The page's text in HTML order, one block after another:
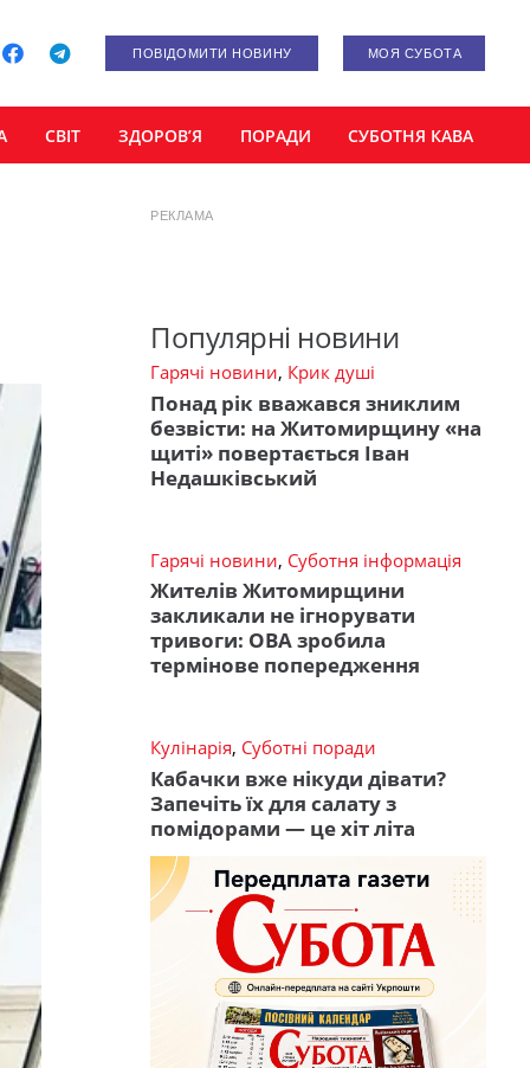
ПОВІДОМИТИ НОВИНУ МОЯ СУБОТА
СВІТ ЗДОРОВ’Я ПОРАДИ СУБОТНЯ КАВА
РЕКЛАМА
Популярні новини
Гарячі новини, Крик душі
Понад рік вважався зниклим
безвісти: на Житомирщину «на
щиті» повертається Іван
Недашківський
Гарячі новини, Суботня інформація
Жителів Житомирщини
закликали не ігнорувати
тривоги: ОВА зробила
термінове попередження
Кулінарія, Суботні поради
Кабачки вже нікуди дівати?
Запечіть їх для салату з
помідорами — це хіт літа